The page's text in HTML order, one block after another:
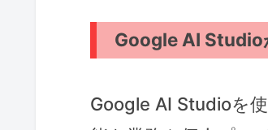
Google AI Studio
Google AI Studioを